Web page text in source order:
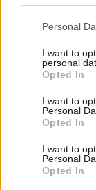
Personal
I want to
personal
Opted In
I want to
Personal
Opted In
I want to
Personal
Opted In
piacentino e
siamo